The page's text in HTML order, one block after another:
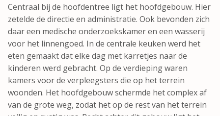
Centraal bij de hoofdentree ligt het hoofdgebouw. Hier
zetelde de directie en administratie. Ook bevonden zich
daar een medische onderzoekskamer en een wasserij
voor het linnengoed. In de centrale keuken werd het
eten gemaakt dat elke dag met karretjes naar de
kinderen werd gebracht. Op de verdieping waren
kamers voor de verpleegsters die op het terrein
woonden. Het hoofdgebouw schermde het complex af
van de grote weg, zodat het op de rest van het terrein